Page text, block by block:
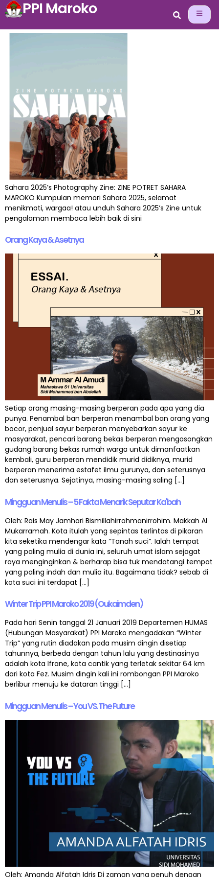
PPI Maroko
POTRET SAHARA 2025’S ZINE
Sahara 2025’s Photography Zine: ZINE POTRET SAHARA
MAROKO Kumpulan memori Sahara 2025, selamat
menikmati, wargaa! atau unduh Sahara 2025’s Zine untuk
pengalaman membaca lebih baik di sini
Orang Kaya & Asetnya
Setiap orang masing-masing berperan pada apa yang dia
punya. Penambal ban berperan menambal ban orang yang
bocor, penjual sayur berperan menyebarkan sayur ke
masyarakat, pencari barang bekas berperan mengosongkan
gudang barang bekas rumah warga untuk dimanfaatkan
kembali, guru berperan mendidik murid didiknya, murid
berperan menerima estafet ilmu gurunya, dan seterusnya
dan seterusnya. Sejatinya, masing-masing saling […]
Mingguan Menulis – 5 Fakta Menarik Seputar Ka'bah
Oleh: Rais May Jamhari Bismillahirrohmanirrohim. Makkah Al
Mukarramah. Kota itulah yang sepintas terlintas di pikaran
kita seketika mendengar kata “Tanah suci”. Ialah tempat
yang paling mulia di dunia ini, seluruh umat islam sejagat
raya menginginkan & berharap bisa tuk mendatangi tempat
yang paling indah dan mulia itu. Bagaimana tidak? sebab di
kota suci ini terdapat […]
Winter Trip PPI Maroko 2019 (Oukaimden)
Pada hari Senin tanggal 21 Januari 2019 Departemen HUMAS
(Hubungan Masyarakat) PPI Maroko mengadakan “Winter
Trip” yang rutin diadakan pada musim dingin disetiap
tahunnya, berbeda dengan tahun lalu yang destinasinya
adalah kota Ifrane, kota cantik yang terletak sekitar 64 km
dari kota Fez. Musim dingin kali ini rombongan PPI Maroko
berlibur menuju ke dataran tinggi […]
Mingguan Menulis – You VS. The Future
Oleh: Amanda Alfatah Idris Di zaman yang penuh dengan